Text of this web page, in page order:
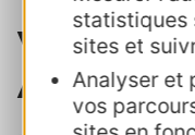
statistiques
sites et
Analyser et
vos
Votre
AD'OCC